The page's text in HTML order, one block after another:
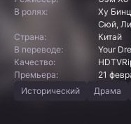
В ролях:
Ху
Сюй,
Страна:
Китай
В переводе:
Your
Качество:
Премьера:
21
Исторический
Драма